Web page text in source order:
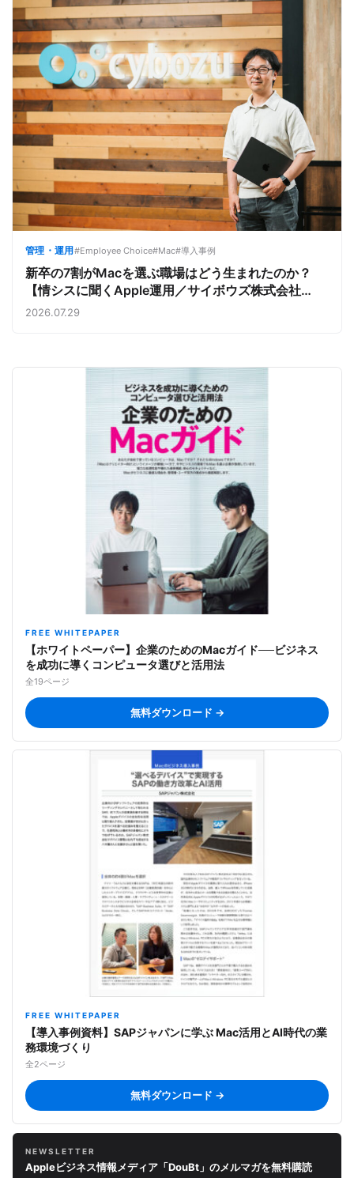
管理・運用#Employee Choice#Mac#導入事例
新卒の7割がMacを選ぶ職場はどう生まれたのか？
【情シスに聞くApple運用／サイボウズ株式会社
①】
2026.07.29
FREE WHITEPAPER
【ホワイトペーパー】企業のためのMacガイド──ビジネス
を成功に導くコンピュータ選びと活用法
全19ページ
無料ダウンロード →
FREE WHITEPAPER
【導入事例資料】SAPジャパンに学ぶ Mac活用とAI時代の業
務環境づくり
全2ページ
無料ダウンロード →
NEWSLETTER
Appleビジネス情報メディア「DouBt」のメルマガを無料購読